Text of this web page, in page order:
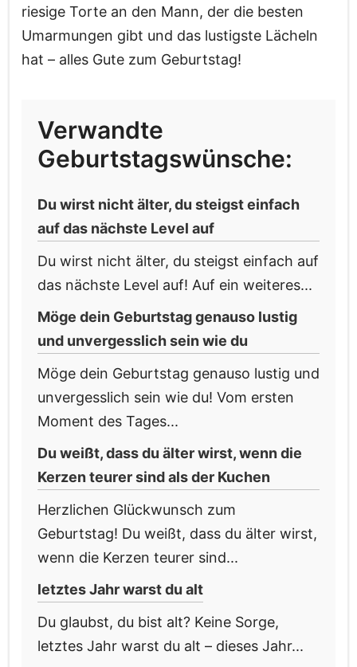
riesige Torte an den Mann, der die besten
Umarmungen gibt und das lustigste Lächeln
hat – alles Gute zum Geburtstag!
Verwandte
Geburtstagswünsche:
Du wirst nicht älter, du steigst einfach
auf das nächste Level auf
Du wirst nicht älter, du steigst einfach auf
das nächste Level auf! Auf ein weiteres...
Möge dein Geburtstag genauso lustig
und unvergesslich sein wie du
Möge dein Geburtstag genauso lustig und
unvergesslich sein wie du! Vom ersten
Moment des Tages...
Du weißt, dass du älter wirst, wenn die
Kerzen teurer sind als der Kuchen
Herzlichen Glückwunsch zum
Geburtstag! Du weißt, dass du älter wirst,
wenn die Kerzen teurer sind...
letztes Jahr warst du alt
Du glaubst, du bist alt? Keine Sorge,
letztes Jahr warst du alt – dieses Jahr...